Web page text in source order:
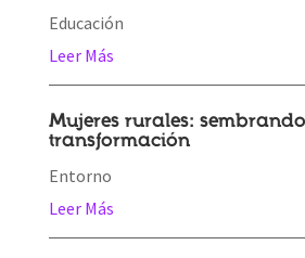
Educación
Leer Más
Mujeres rurales:
transformación
Entorno
Leer Más